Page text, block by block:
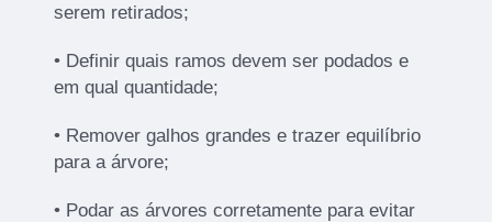
serem retirados;
• Definir quais ramos devem ser podados e
em qual quantidade;
• Remover galhos grandes e trazer equilíbrio
para a árvore;
• Podar as árvores corretamente para evitar